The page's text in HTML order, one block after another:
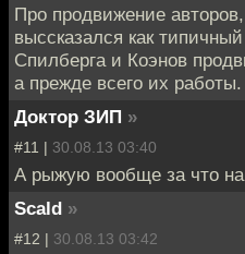
Про продвижение
выссказался как
Спилберга и Коэнов
а прежде всего их
Доктор ЗИП »
#11 | 30.08.13 03:40
А рыжую вообще за что
Scald »
#12 | 30.08.13 03:42